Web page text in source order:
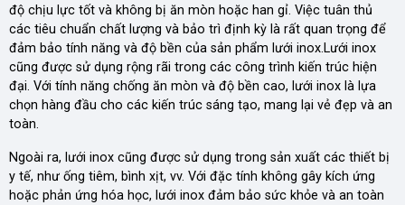
độ chịu lực tốt và không bị ăn mòn hoặc han gỉ. Việc tuân thủ
các tiêu chuẩn chất lượng và bảo trì định kỳ là rất quan trọng để
đảm bảo tính năng và độ bền của sản phẩm lưới inox.Lưới inox
cũng được sử dụng rộng rãi trong các công trình kiến trúc hiện
đại. Với tính năng chống ăn mòn và độ bền cao, lưới inox là lựa
chọn hàng đầu cho các kiến trúc sáng tạo, mang lại vẻ đẹp và an
toàn.
Ngoài ra, lưới inox cũng được sử dụng trong sản xuất các thiết bị
y tế, như ống tiêm, bình xịt, vv. Với đặc tính không gây kích ứng
hoặc phản ứng hóa học, lưới inox đảm bảo sức khỏe và an toàn